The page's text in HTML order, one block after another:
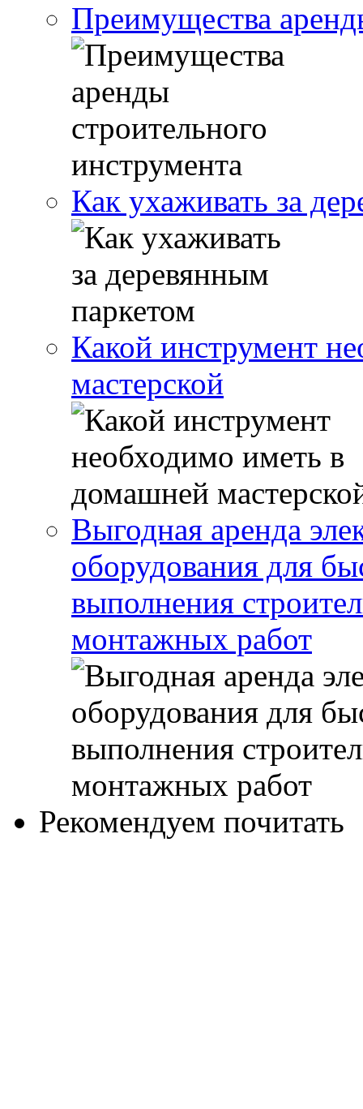
Преимущества
Как ухаживать за
Какой инструмент
мастерской
Выгодная аренда
оборудования для
выполнения
монтажных работ
Рекомендуем почитать